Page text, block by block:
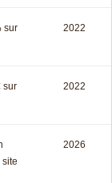
sur
2022
sur
2022
2026